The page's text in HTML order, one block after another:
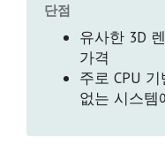
단점
유사한 3D
가격
주로 CPU
없는 시스템